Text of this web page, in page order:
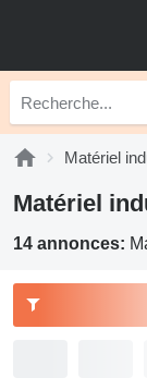
Matériel
Matériel
14 annonces: